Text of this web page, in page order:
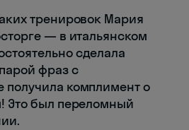
тренировок Мария
— в итальянском
сделала
фраз с
комплимент о
Это был переломный